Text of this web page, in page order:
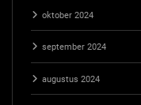
oktober 2024
september 2024
augustus 2024